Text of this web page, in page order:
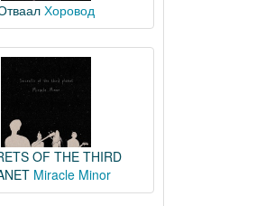
Хоровод
OF THE THIRD
Miracle Minor